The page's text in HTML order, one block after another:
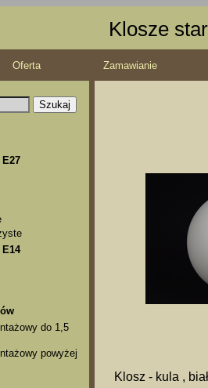
Klosze
Oferta Zamawianie
do 1,5
powyżej
Klosz - kula ,